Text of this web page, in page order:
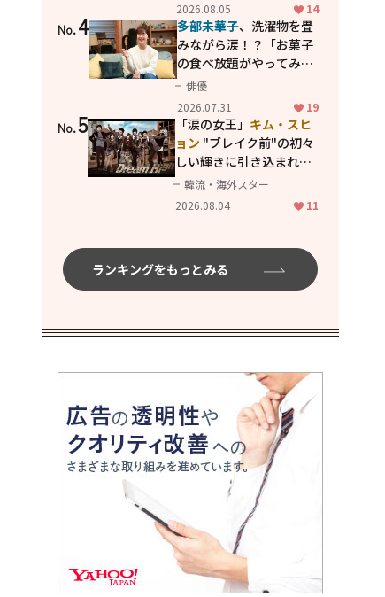
2026.08.05
14
No.4 多部未華子、洗濯物を畳
みながら涙！？「お菓子
の食べ放題がやってみた
い」ハンディファン4台の
暑さ対策も明かす
俳優
2026.07.31
19
No.5 「涙の女王」 キム・スヒ
ョン "ブレイク前"の初々
しい輝きに引き込まれ
る...2PM テギョン
共演の青春名作「ドリー
韓流・海外スター
2026.08.04
11
ランキングをもっとみる